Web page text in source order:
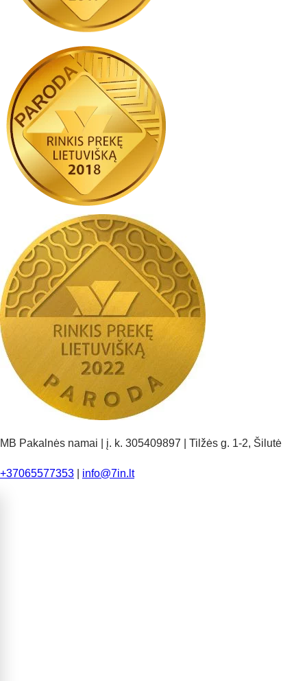
MB Pakalnės namai | į. k. 305409897 | Tilžės g. 1-2, Šilutė
+37065577353 info@7in.lt